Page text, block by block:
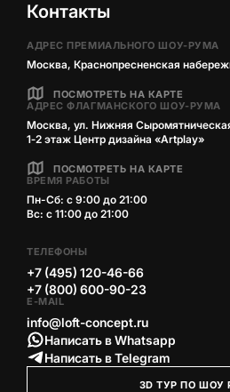
Контакты
АДРЕС ПРЕМИАЛЬНОГО ШОУ-РУМА
Москва, Краснопресненская
ПОСМОТРЕТЬ НА КАРТЕ
АДРЕС ФЛАГМАНСКОГО ШОУ-РУМА
Москва, ул. Нижняя
1‑2 этаж Центр дизайна «Artplay»
ПОСМОТРЕТЬ НА КАРТЕ
ВРЕМЯ РАБОТЫ
Пн-Сб: с 9:00 до 21:00
Вс: с 11:00 до 21:00
ТЕЛЕФОНЫ
+7 (495) 120-46-66
+7 (800) 600-90-23
E-MAIL
info@loft-concept.ru
Написать в Whatsapp
Написать в Telegram
3D ТУР ПО ШОУ